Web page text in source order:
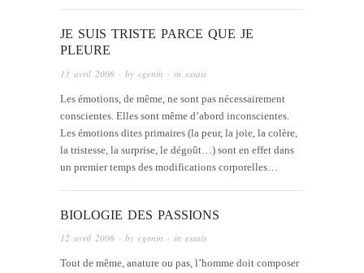
JE SUIS TRISTE PARCE QUE JE
PLEURE
13 avril 2006 · by cgenin · in essais
Les émotions, de même, ne sont pas nécessairement
conscientes. Elles sont même d’abord inconscientes.
Les émotions dites primaires (la peur, la joie, la colère,
la tristesse, la surprise, le dégoût…) sont en effet dans
un premier temps des modifications corporelles…
BIOLOGIE DES PASSIONS
12 avril 2006 · by cgenin · in essais
Tout de même, anature ou pas, l’homme doit composer